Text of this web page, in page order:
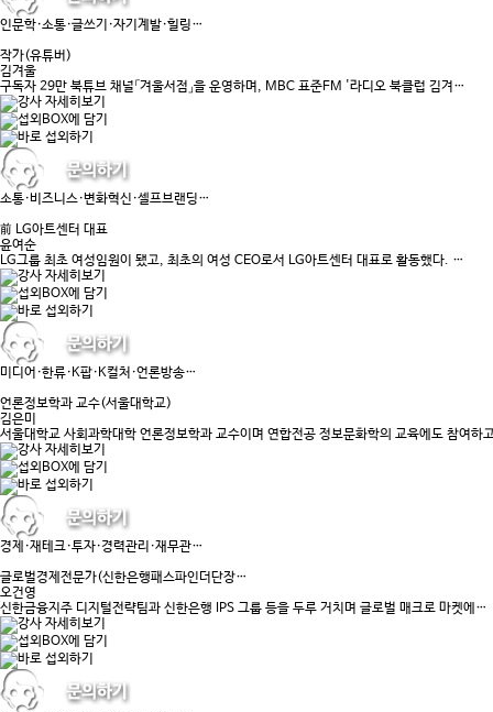
인문학·소통·글쓰기·자기계발·힐링…
작가(유튜버)
김겨울
구독자 29만 북튜브 채널「겨울서점」을 운영하며, MBC 표준FM '라디오 북클럽 김겨…
소통·비즈니스·변화혁신·셀프브랜딩…
前 LG아트센터 대표
윤여순
LG그룹 최초 여성임원이 됐고, 최초의 여성 CEO로서 LG아트센터 대표로 활동했다. …
미디어·한류·K팝·K컬처·언론방송…
언론정보학과 교수(서울대학교)
김은미
서울대학교 사회과학대학 언론정보학과 교수이며 연합전공 정보문화학의 교육에도 참여하
경제·재테크·투자·경력관리·재무관…
글로벌경제전문가(신한은행패스파인더단장…
오건영
신한금융지주 디지털전략팀과 신한은행 IPS 그룹 등을 두루 거치며 글로벌 매크로 마켓에…